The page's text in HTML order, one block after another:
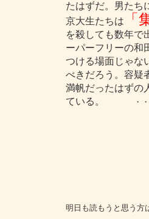
たはずだ。男たち
京大生たちは
「
を殺しても数年で
ーパーフリーの和
つける場面じゃな
べきだろう。容疑
満帆だったはずの
ている。
・
明日も読もうと思う方